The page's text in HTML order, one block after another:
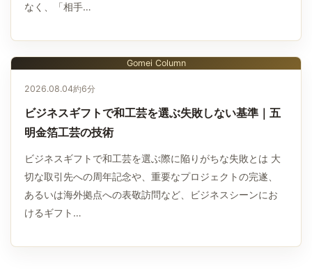
なく、「相手…
Gomei Column
2026.08.04約6分
ビジネスギフトで和工芸を選ぶ失敗しない基準｜五
明金箔工芸の技術
ビジネスギフトで和工芸を選ぶ際に陥りがちな失敗とは 大
切な取引先への周年記念や、重要なプロジェクトの完遂、
あるいは海外拠点への表敬訪問など、ビジネスシーンにお
けるギフト…